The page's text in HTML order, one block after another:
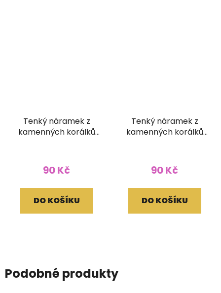
Tenký náramek z
kamenných korálků
90 Kč
DO KOŠÍKU
Tenký náramek z
kamenných korálků
90 Kč
DO KOŠÍKU
Podobné produkty